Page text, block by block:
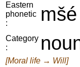
Eastern
phonetic
:
Category
:
[Moral life → Will]